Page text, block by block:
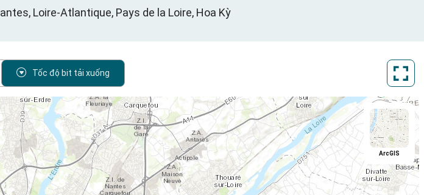
Loire-Atlantique, Pays de la Loire, Hoa Kỳ
Tốc độ bit tải xuống
ArcGIS